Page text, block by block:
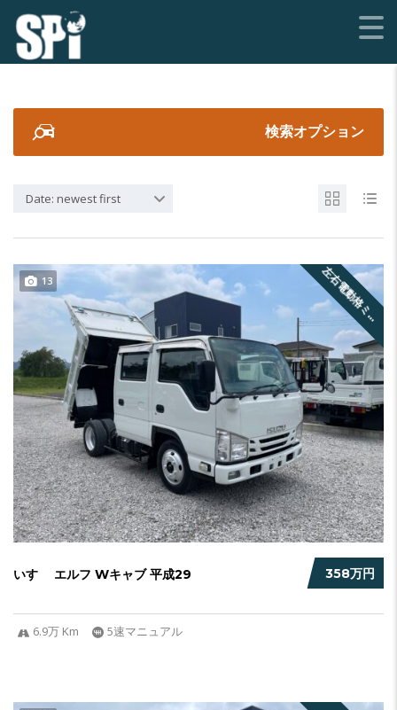
検索オプション
Date: newest first
左
右
電
動
格
ミ
ラ
ー
13
358万円
いすゞ エルフ Wキャブ 平成29
6.9万 Km 5速マニュアル